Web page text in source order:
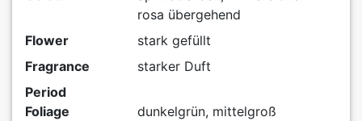
rosa übergehend
Flower
stark gefüllt
Fragrance
starker Duft
Period
Foliage
dunkelgrün, mittelgroß